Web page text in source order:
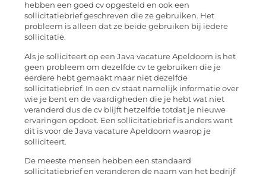
hebben een goed cv opgesteld en ook een
sollicitatiebrief geschreven die ze gebruiken. Het
probleem is alleen dat ze beide gebruiken bij iedere
sollicitatie.
Als je solliciteert op een Java vacature Apeldoorn is het
geen probleem om dezelfde cv te gebruiken die je
eerdere hebt gemaakt maar niet dezelfde
sollicitatiebrief. In een cv staat namelijk informatie over
wie je bent en de vaardigheden die je hebt wat niet
veranderd dus de cv blijft hetzelfde totdat je nieuwe
ervaringen opdoet. Een sollicitatiebrief is anders want
dit is voor de Java vacature Apeldoorn waarop je
solliciteert.
De meeste mensen hebben een standaard
sollicitatiebrief en veranderen de naam van het bedrijf